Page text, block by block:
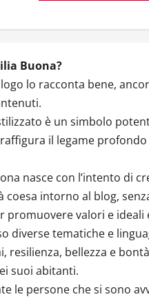
Buona?
lo racconta bene,
è un simbolo
il legame profondo
nasce con l’intento di
coesa intorno al blog,
promuovere valori e ideali
diverse tematiche e
resilienza, bellezza e
suoi abitanti.
le persone che si sono